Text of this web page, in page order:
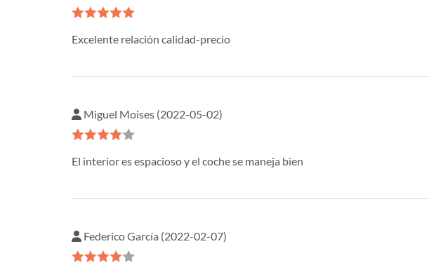
Excelente relación calidad-precio
Miguel Moises (2022-05-02)
El interior es espacioso y el coche se maneja bien
Federico García (2022-02-07)